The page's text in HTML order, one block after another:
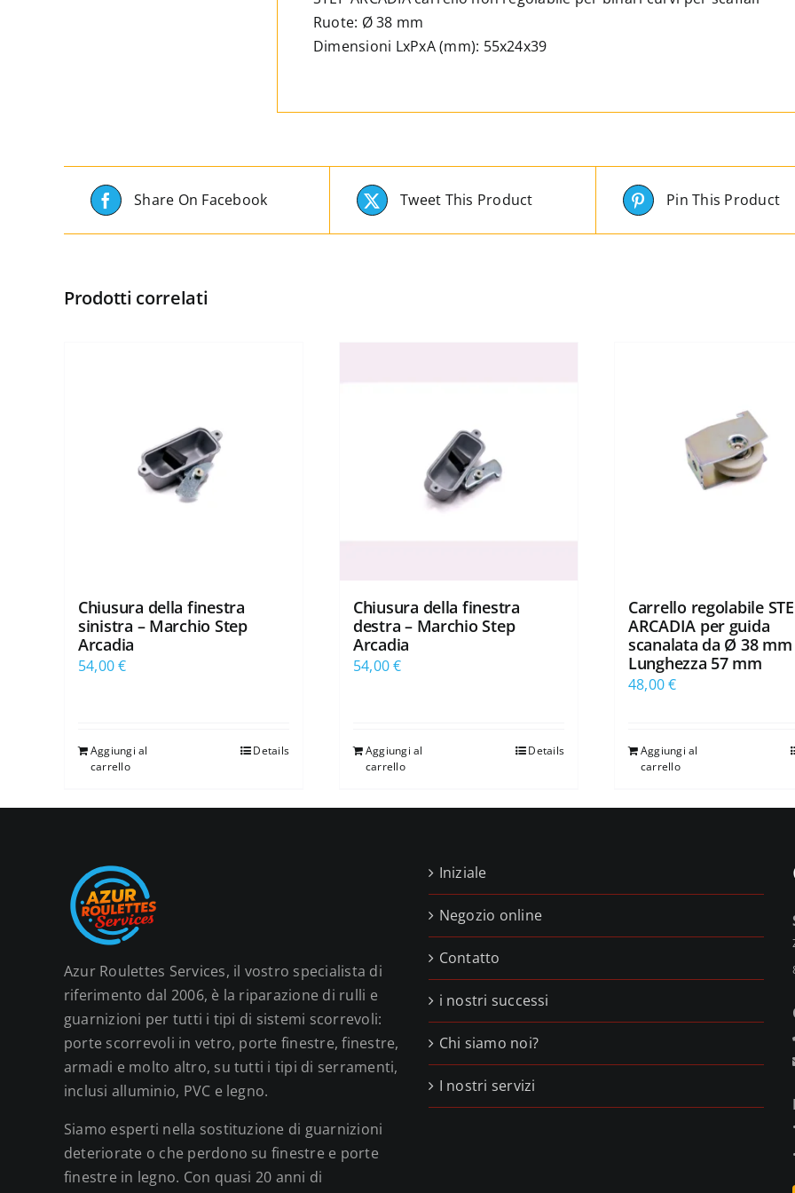
mm
Ruote: Ø 38 mm
Dimensioni LxPxA (mm): 55x24x39
Share On Facebook Tweet This Product Pin This Product
Prodotti correlati
Chiusura della finestra
sinistra – Marchio Step
Arcadia
54,00€
Aggiungi al
carrello
Details
Chiusura della finestra
destra – Marchio Step
Arcadia
54,00€
Aggiungi al
carrello
Details
Carrello regolabile
ARCADIA per guida
scanalata da Ø 38 mm
Lunghezza 57 mm
48,00€
Aggiungi al
carrello
Azur Roulettes Services, il vostro specialista di
riferimento dal 2006, è la riparazione di rulli e
guarnizioni per tutti i tipi di sistemi scorrevoli:
porte scorrevoli in vetro, porte finestre, finestre,
armadi e molto altro, su tutti i tipi di serramenti,
inclusi alluminio, PVC e legno.
Siamo esperti nella sostituzione di guarnizioni
deteriorate o che perdono su finestre e porte
finestre in legno. Con quasi 20 anni di
Iniziale
Negozio online
Contatto
i nostri successi
Chi siamo noi?
I nostri servizi